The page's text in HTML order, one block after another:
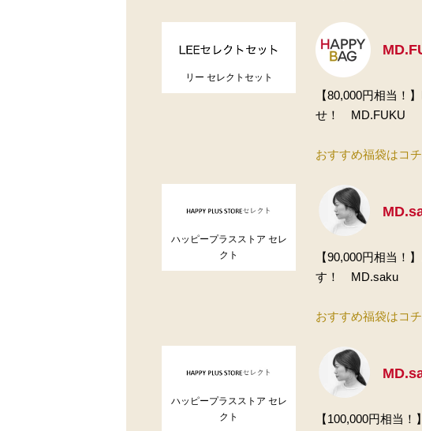
リー セレクトセット
【80,000円相当！
せ！ MD.FUKU
おすすめ福袋はコ
ハッピープラスストア セレ
クト
【90,000円相当！
す！ MD.saku
おすすめ福袋はコ
ハッピープラスストア セレ
クト
【100,000円相当